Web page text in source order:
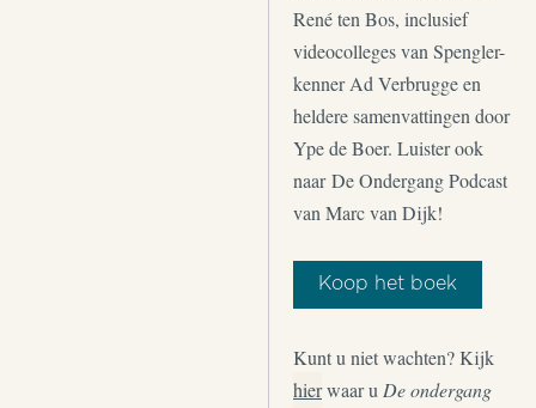
René ten Bos, inclusief
videocolleges van Spengler-
kenner Ad Verbrugge en
heldere samenvattingen door
Ype de Boer. Luister ook
naar De Ondergang Podcast
van Marc van Dijk!
Koop het boek
Kunt u niet wachten? Kijk
hierwaar u De ondergang